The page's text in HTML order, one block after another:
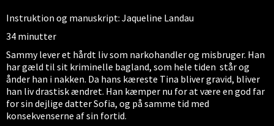
Instruktion og manuskript: Jaqueline Landau
34 minutter
Sammy lever et hårdt liv som narkohandler og misbruger. Han
har gæld til sit kriminelle bagland, som hele tiden står og
ånder han i nakken. Da hans kæreste Tina bliver gravid, bliver
han liv drastisk ændret. Han kæmper nu for at være en god far
for sin dejlige datter Sofia, og på samme tid med
konsekvenserne af sin fortid.